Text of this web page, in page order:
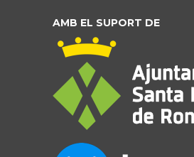
AMB EL SUPORT DE